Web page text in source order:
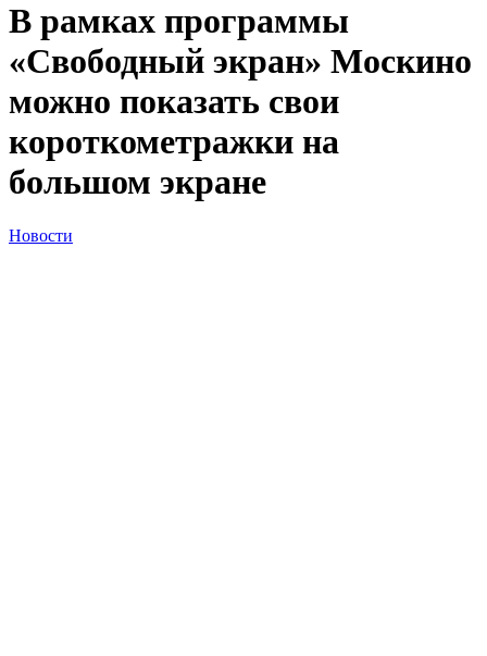
В рамках программы
«Свободный экран» Москино
можно показать свои
короткометражки на
большом экране
Новости